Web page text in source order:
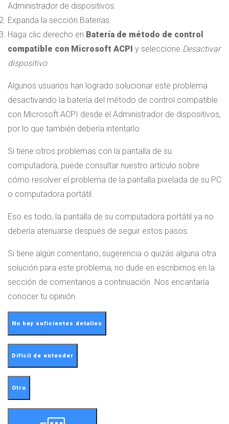
Administrador de dispositivos.
Expanda la sección Baterías.
Haga clic derecho en Batería de método de control
compatible con Microsoft ACPI y seleccione Desactivar
dispositivo.
Algunos usuarios han logrado solucionar este problema
desactivando la batería del método de control compatible
con Microsoft ACPI desde el Administrador de dispositivos,
por lo que también debería intentarlo.
Si tiene otros problemas con la pantalla de su
computadora, puede consultar nuestro artículo sobre
cómo resolver el problema de la pantalla pixelada de su PC
o computadora portátil.
Eso es todo, la pantalla de su computadora portátil ya no
debería atenuarse después de seguir estos pasos.
Si tiene algún comentario, sugerencia o quizás alguna otra
solución para este problema, no dude en escribirnos en la
sección de comentarios a continuación. Nos encantaría
conocer tu opinión.
No hay suficientes detalles
Difícil de entender
Otro